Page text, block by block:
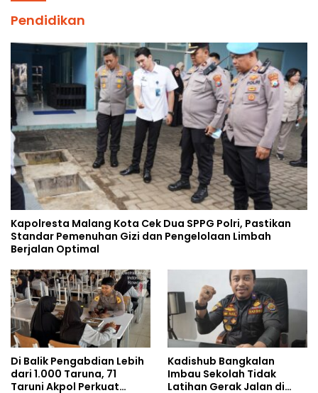
Pendidikan
Kapolresta Malang Kota Cek Dua SPPG Polri, Pastikan
Standar Pemenuhan Gizi dan Pengelolaan Limbah
Berjalan Optimal
Di Balik Pengabdian Lebih
dari 1.000 Taruna, 71
Taruni Akpol Perkuat
Kadishub Bangkalan
Imbau Sekolah Tidak
Latihan Gerak Jalan di